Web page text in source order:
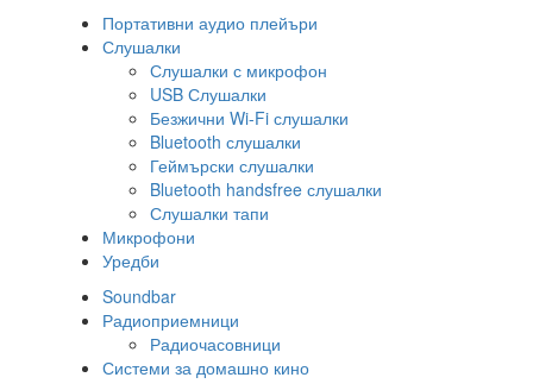
Портативни аудио плейъри
Слушалки
Слушалки с микрофон
USB Слушалки
Безжични Wi-Fi слушалки
Bluetooth слушалки
Геймърски слушалки
Bluetooth handsfree слушалки
Слушалки тапи
Микрофони
Уредби
Soundbar
Радиоприемници
Радиочасовници
Системи за домашно кино